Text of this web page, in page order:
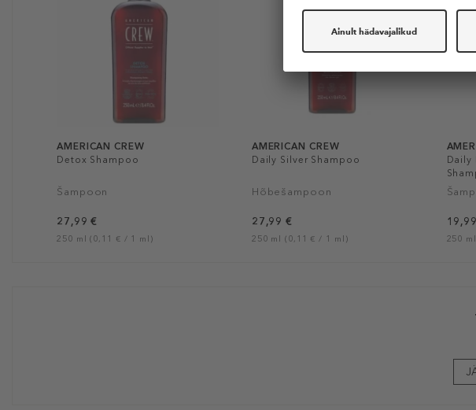
AMERICAN CREW
Detox Shampoo
Šampoon
27,99 €
250 ml (0,11 € / 1 ml)
AMERICAN CREW
Daily Silver Shampoo
Hõbešampoon
27,99 €
250 ml (0,11 € / 1 ml)
Daily
250